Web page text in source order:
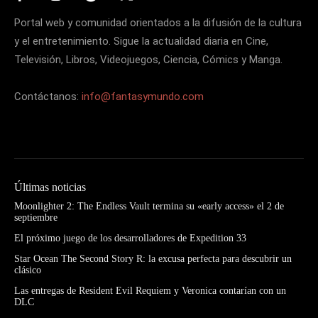
Portal web y comunidad orientados a la difusión de la cultura
y el entretenimiento. Sigue la actualidad diaria en Cine,
Televisión, Libros, Videojuegos, Ciencia, Cómics y Manga.
Contáctanos: info@fantasymundo.com
Últimas noticias
Moonlighter 2: The Endless Vault termina su «early access» el 2 de
septiembre
El próximo juego de los desarrolladores de Expedition 33
Star Ocean The Second Story R: la excusa perfecta para descubrir un
clásico
Las entregas de Resident Evil Requiem y Veronica contarían con un
DLC